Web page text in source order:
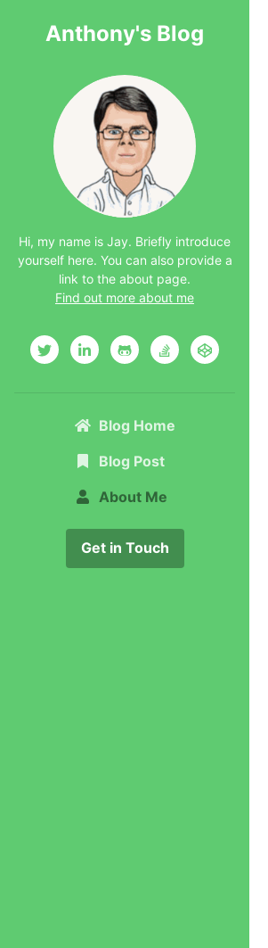
Anthony's Blog
Hi, my name is Jay. Briefly introduce
yourself here. You can also provide a
link to the about page.
Find out more about me
Blog Home
Blog Post
About Me
Get in Touch